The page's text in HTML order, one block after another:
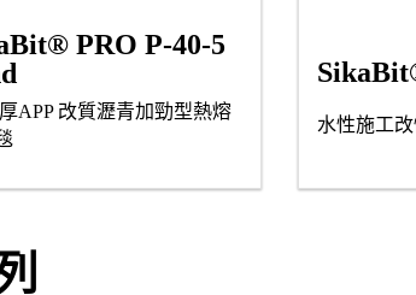
PRO P-40-5
APP 改質瀝青加勁型熱熔
水性施工